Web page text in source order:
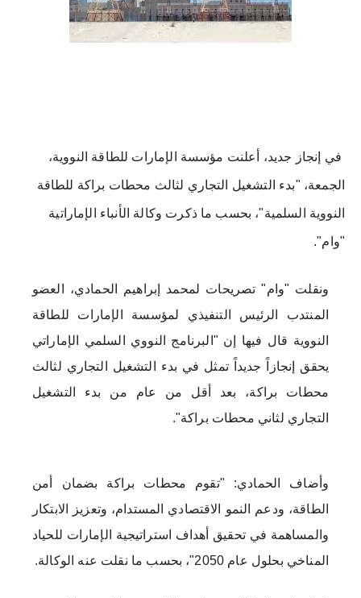
في إنجاز جديد، أعلنت مؤسسة الإمارات للطاقة النووية،
الجمعة، "بدء التشغيل التجاري لثالث محطات براكة للطاقة
النووية السلمية"، بحسب ما ذكرت وكالة الأنباء الإماراتية
"وام".
ونقلت "وام" تصريحات لمحمد إبراهيم الحمادي، العضو
المنتدب الرئيس التنفيذي لمؤسسة الإمارات للطاقة
النووية قال فيها إن "البرنامج النووي السلمي الإماراتي
يحقق إنجازاً جديداً تمثل في بدء التشغيل التجاري لثالث
محطات براكة، بعد أقل من عام من بدء التشغيل
التجاري لثاني محطات براكة".
وأضاف الحمادي: "تقوم محطات براكة بضمان أمن
الطاقة، ودعم النمو الاقتصادي المستدام، وتعزيز الابتكار
والمساهمة في تحقيق أهداف استراتيجية الإمارات للحياد
المناخي بحلول عام 2050"، بحسب ما نقلت عنه الوكالة.